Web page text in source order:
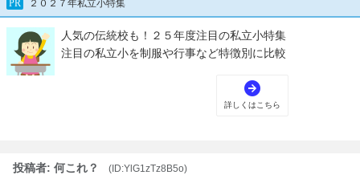
投稿者: 何これ？
(ID:YlG1zTz8B5o)